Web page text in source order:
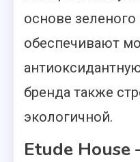
основе
обеспечивают
бренда также
экологичной.
Etude House